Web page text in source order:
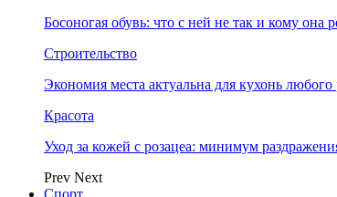
Босоногая обувь: что с ней не так и кому она
Строительство
Экономия места актуальна для кухонь любого
Красота
Уход за кожей с розацеа: минимум
Prev Next
Спорт